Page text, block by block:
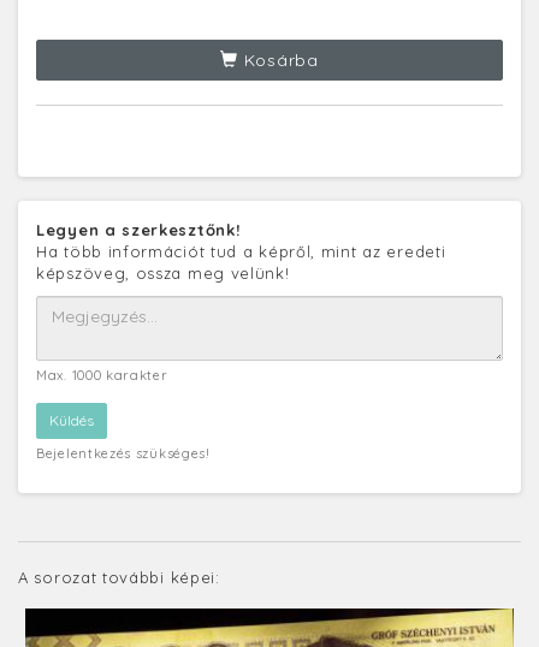
Kosárba
Legyen a szerkesztőnk!
Ha több információt tud a képről, mint az eredeti
képszöveg, ossza meg velünk!
Max. 1000 karakter
Bejelentkezés szükséges!
A sorozat további képei: